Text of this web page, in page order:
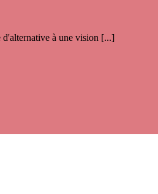
d'alternative à une vision [...]